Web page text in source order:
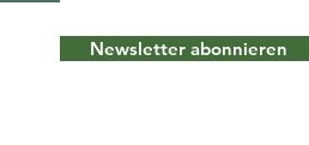
Newsletter abonnieren